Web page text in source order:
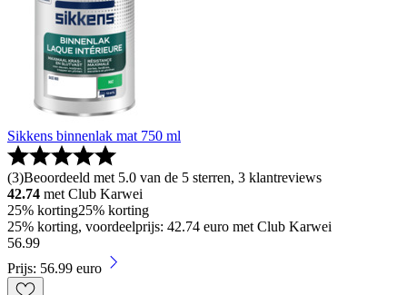
Sikkens binnenlak mat 750 ml
(3)Beoordeeld met 5.0 van de 5 sterren, 3 klantreviews
42.74 met Club Karwei
25% korting25% korting
25% korting, voordeelprijs: 42.74 euro met Club Karwei
56.99
Prijs: 56.99 euro